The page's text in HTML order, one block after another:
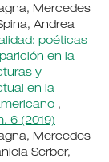
Mercedes
Andrea
poéticas
en la
y
en la
,
6 (2019)
Mercedes
Serber,